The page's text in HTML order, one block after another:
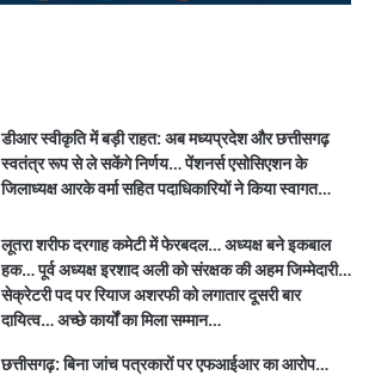
डीआर स्वीकृति में बड़ी राहत: अब मध्यप्रदेश और छत्तीसगढ़
स्वतंत्र रूप से ले सकेंगे निर्णय… पेंशनर्स एसोसिएशन के
जिलाध्यक्ष आरके वर्मा सहित पदाधिकारियों ने किया स्वागत…
लूतरा शरीफ दरगाह कमेटी में फेरबदल… अध्यक्ष बने इकबाल
हक… पूर्व अध्यक्ष इरशाद अली को संरक्षक की अहम जिम्मेदारी…
सेक्रेटरी पद पर रियाज अशरफी को लगातार दूसरी बार
दायित्व… अच्छे कार्यों का मिला सम्मान…
छत्तीसगढ़: बिना जांच पत्रकारों पर एफआईआर का आरोप…